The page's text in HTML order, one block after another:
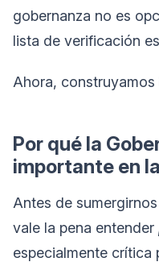
gobernanza no es
lista de verificación
Ahora, construyamos
Por qué la
importante en
Antes de
vale la pena entender
especialmente crítica